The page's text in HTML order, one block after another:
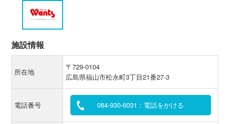
施設情報
所在地
〒729-0104
広島県福山市松永町3丁目21番27-3
電話番号 084-930-6031：電話をかける